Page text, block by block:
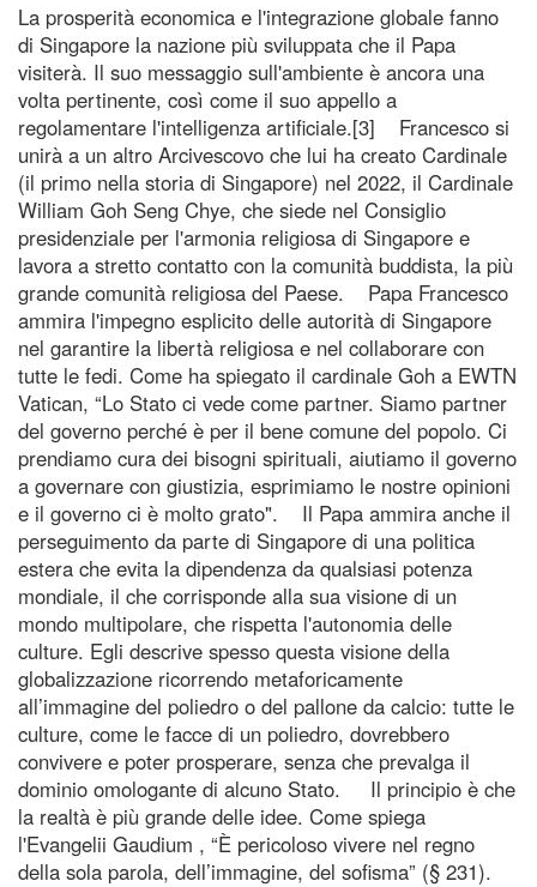
La prosperità economica e l'integrazione globale fanno
di Singapore la nazione più sviluppata che il Papa
visiterà. Il suo messaggio sull'ambiente è ancora una
volta pertinente, così come il suo appello a
regolamentare l'intelligenza artificiale.[3] Francesco si
unirà a un altro Arcivescovo che lui ha creato Cardinale
(il primo nella storia di Singapore) nel 2022, il Cardinale
William Goh Seng Chye, che siede nel Consiglio
presidenziale per l'armonia religiosa di Singapore e
lavora a stretto contatto con la comunità buddista, la più
grande comunità religiosa del Paese. Papa Francesco
ammira l'impegno esplicito delle autorità di Singapore
nel garantire la libertà religiosa e nel collaborare con
tutte le fedi. Come ha spiegato il cardinale Goh a EWTN
Vatican, “Lo Stato ci vede come partner. Siamo partner
del governo perché è per il bene comune del popolo. Ci
prendiamo cura dei bisogni spirituali, aiutiamo il governo
a governare con giustizia, esprimiamo le nostre opinioni
e il governo ci è molto grato". Il Papa ammira anche il
perseguimento da parte di Singapore di una politica
estera che evita la dipendenza da qualsiasi potenza
mondiale, il che corrisponde alla sua visione di un
mondo multipolare, che rispetta l'autonomia delle
culture. Egli descrive spesso questa visione della
globalizzazione ricorrendo metaforicamente
all’immagine del poliedro o del pallone da calcio: tutte le
culture, come le facce di un poliedro, dovrebbero
convivere e poter prosperare, senza che prevalga il
dominio omologante di alcuno Stato. Il principio è che
la realtà è più grande delle idee. Come spiega
l'Evangelii Gaudium , “È pericoloso vivere nel regno
della sola parola, dell’immagine, del sofisma” (§ 231).